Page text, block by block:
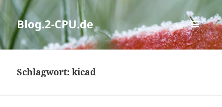
Blog.2-CPU.de
MENÜ
UND
Schlagwort:kicad